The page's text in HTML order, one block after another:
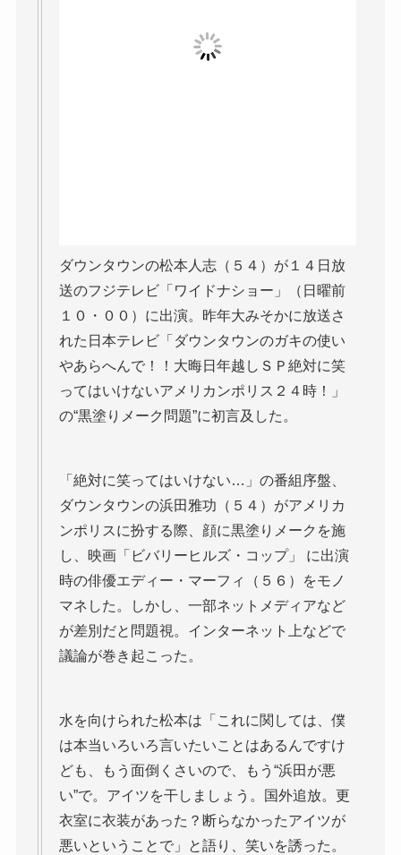
ダウンタウンの松本人志（５４）が１４日放
送のフジテレビ「ワイドナショー」（日曜前
１０・００）に出演。昨年大みそかに放送さ
れた日本テレビ「ダウンタウンのガキの使い
やあらへんで！！大晦日年越しＳＰ絶対に笑
ってはいけないアメリカンポリス２４時！」
の“黒塗りメーク問題”に初言及した。
「絶対に笑ってはいけない…」の番組序盤、
ダウンタウンの浜田雅功（５４）がアメリカ
ンポリスに扮する際、顔に黒塗りメークを施
し、映画「ビバリーヒルズ・コップ」 に出演
時の俳優エディー・マーフィ（５６）をモノ
マネした。しかし、一部ネットメディアなど
が差別だと問題視。インターネット上などで
議論が巻き起こった。
水を向けられた松本は「これに関しては、僕
は本当いろいろ言いたいことはあるんですけ
ども、もう面倒くさいので、もう“浜田が悪
い”で。アイツを干しましょう。国外追放。更
衣室に衣装があった？断らなかったアイツが
悪いということで」と語り、笑いを誘った。